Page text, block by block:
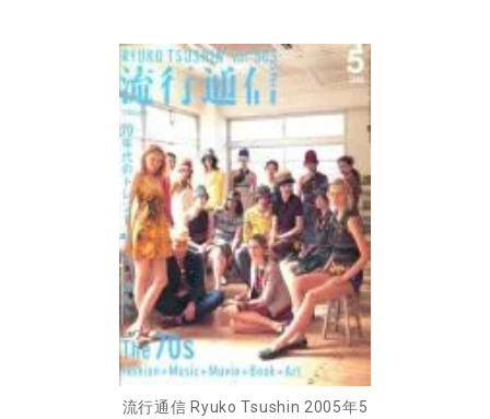
流行通信 Ryuko Tsushin 2005年5